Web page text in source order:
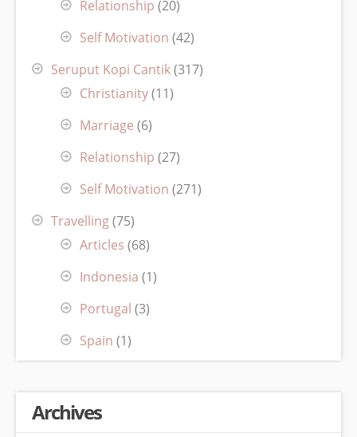
Relationship (20)
Self Motivation (42)
Seruput Kopi Cantik(317)
Christianity(11)
Marriage (6)
Relationship (27)
Self Motivation (271)
Travelling(75)
Articles (68)
Indonesia (1)
Portugal (3)
Spain (1)
Archives